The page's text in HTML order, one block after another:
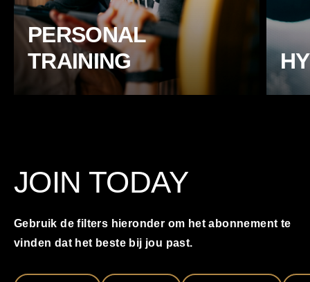
PERSONAL
TRAINING
JOIN TODAY
Gebruik de filters hieronder om het abonnement te
vinden dat het beste bij jou past.